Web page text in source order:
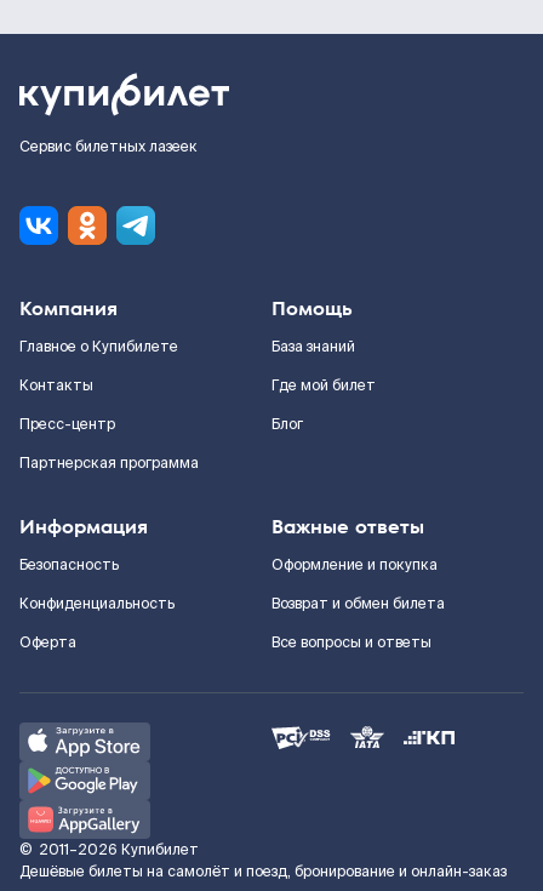
Сервис билетных лазеек
Компания
Главное о Купибилете
Контакты
Пресс-центр
Партнерская программа
Помощь
База знаний
Где мой билет
Блог
Информация
Безопасность
Конфиденциальность
Оферта
Важные ответы
Оформление и покупка
Возврат и обмен билета
Все вопросы и ответы
© 2011–2026 Купибилет
Дешёвые билеты на самолёт и поезд, бронирование и онлайн-заказ